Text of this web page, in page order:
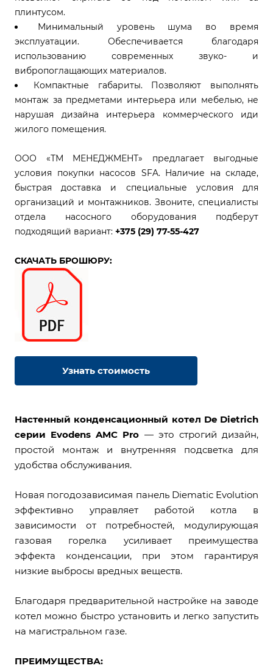
плинтусом.
Минимальный уровень шума во время
эксплуатации. Обеспечивается благодаря
использованию современных звуко- и
вибропоглащающих материалов.
Компактные габариты. Позволяют выполнять
монтаж за предметами интерьера или мебелью, не
нарушая дизайна интерьера коммерческого иди
жилого помещения.
ООО «ТМ МЕНЕДЖМЕНТ» предлагает выгодные
условия покупки насосов SFA. Наличие на складе,
быстрая доставка и специальные условия для
организаций и монтажников. Звоните, специалисты
отдела насосного оборудования подберут
подходящий вариант: +375 (29) 77-55-427
СКАЧАТЬ БРОШЮРУ:
Узнать стоимость
Настенный конденсационный котел De Dietrich
серии Evodens AMC Pro — это строгий дизайн,
простой монтаж и внутренняя подсветка для
удобства обслуживания.
Новая погодозависимая панель Diematic Evolution
эффективно управляет работой котла в
зависимости от потребностей, модулирующая
газовая горелка усиливает преимущества
эффекта конденсации, при этом гарантируя
низкие выбросы вредных веществ.
Благодаря предварительной настройке на заводе
котел можно быстро установить и легко запустить
на магистральном газе.
ПРЕИМУЩЕСТВА: